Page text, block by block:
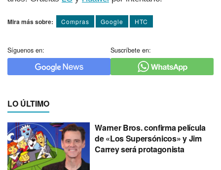
Mira más sobre: Compras Google HTC
Síguenos en: Suscríbete en:
LO ÚLTIMO
Warner Bros. confirma película
de «Los Supersónicos» y Jim
Carrey será protagonista